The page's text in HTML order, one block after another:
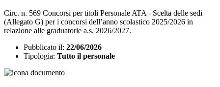
Circ. n. 569 Concorsi per titoli Personale ATA - Scelta delle sedi
(Allegato G) per i concorsi dell’anno scolastico 2025/2026 in
relazione alle graduatorie a.s. 2026/2027.
Pubblicato il: 22/06/2026
Tipologia: Tutto il personale